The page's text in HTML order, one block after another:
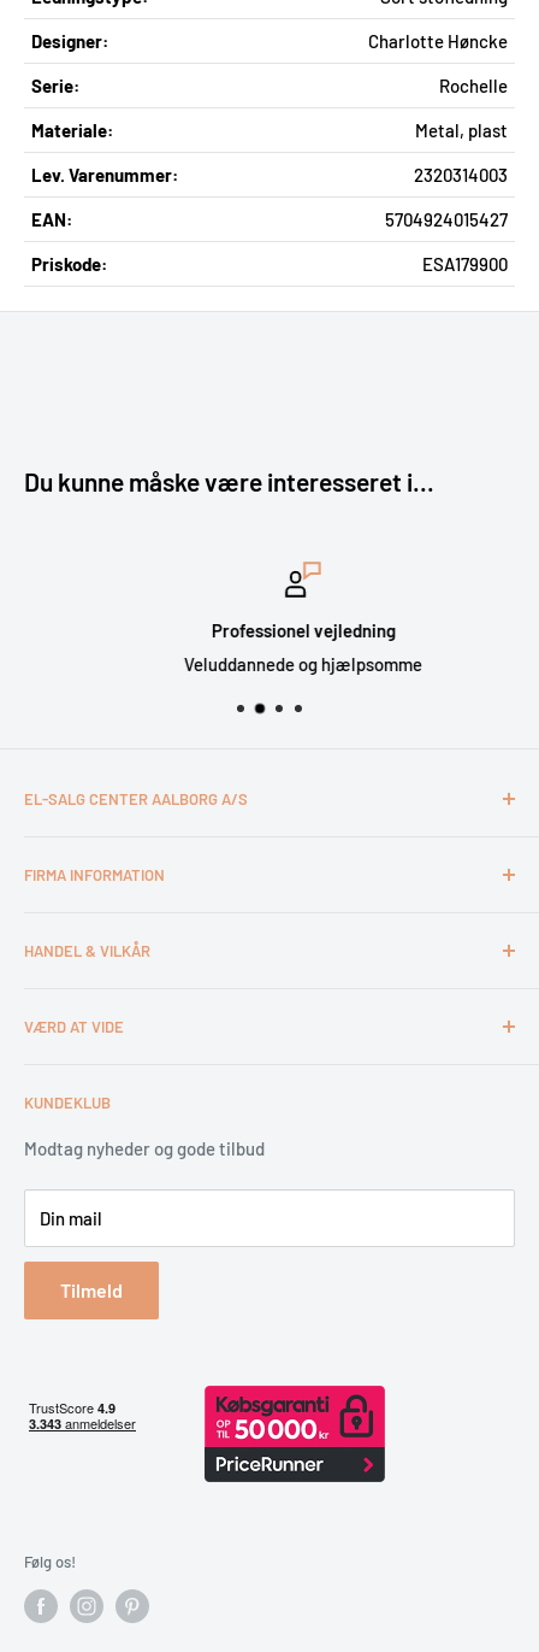
Designer: Charlotte Høncke
Serie: Rochelle
Materiale: Metal, plast
Lev. Varenummer: 2320314003
EAN: 5704924015427
Priskode: ESA179900
Du kunne måske være interesseret i...
Professionel vejledning
Veluddannede og hjælpsomme
EL-SALG CENTER AALBORG A/S
Otto Mønsteds Vej 6
Tlf. 98180011
FIRMA INFORMATION
Medarbejdere
Kundeklub
HANDEL & VILKÅR
Handelsbetingelser
Garantiservice
Erhverv & Byggeri
VÆRD AT VIDE
Montering
Betaling
Spar på energien
Reklamation & retur
Bestil returlabel
KUNDEKLUB
Modtag nyheder og gode tilbud
Din mail
Tilmeld
Følg os!